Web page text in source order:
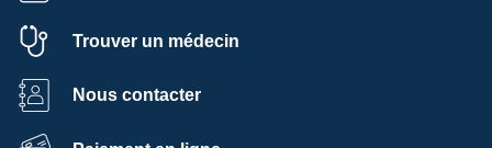
Trouver un médecin
Nous contacter